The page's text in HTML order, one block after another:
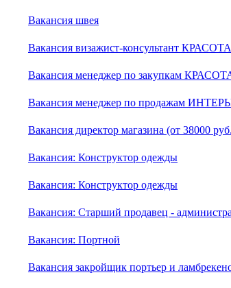
Вакансия швея
Вакансия визажист-консультант
Вакансия менеджер по закупкам
Вакансия менеджер по продажам
Вакансия директор магазина (от 38000
Вакансия: Конструктор одежды
Вакансия: Конструктор одежды
Вакансия: Старший продавец -
Вакансия: Портной
Вакансия закройщик портьер и